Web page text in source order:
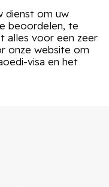
dienst om uw
beoordelen, te
alles voor een zeer
onze website om
visa en het